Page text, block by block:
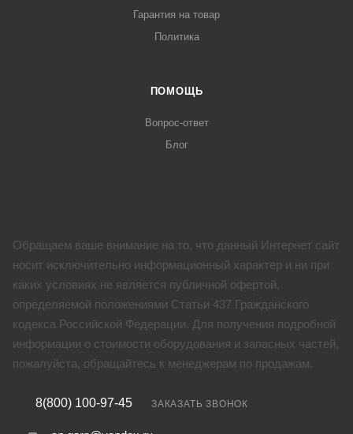
Гарантия на товар
Политика
ПОМОЩЬ
Вопрос-ответ
Блог
Обращаем ваше внимание на то, что данный Интернет сайт
носит исключительно информационный характер и ни при
каких условиях не является публичной офертой,
определяемой положениями Статьи 437 Гражданского
кодекса Российской Федерации. Для получения подробной
информации о стоимости оборудования и запасных частей,
пожалуйста, обращайтесь к менеджерам по продажам.
8(800) 100-97-45 ЗАКАЗАТЬ ЗВОНОК